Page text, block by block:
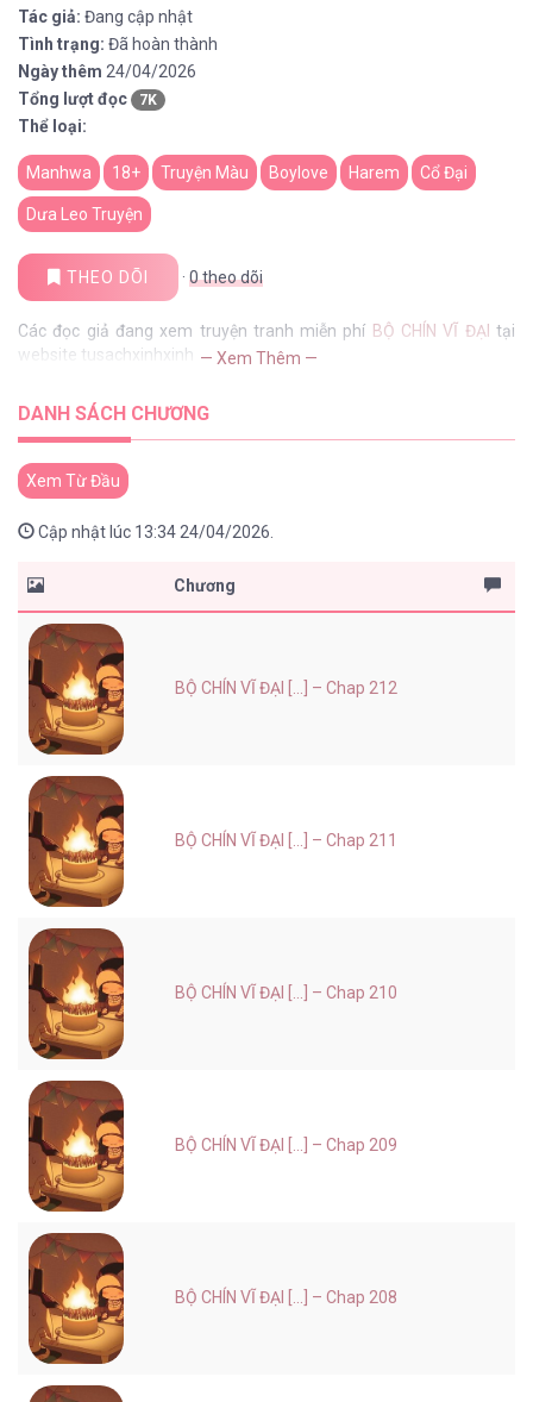
Tác giả: Đang cập nhật
Tình trạng: Đã hoàn thành
Ngày thêm 24/04/2026
Tổng lượt đọc
7K
Thể loại:
Manhwa 18+ Truyện Màu Boylove Harem Cổ Đại
Dưa Leo Truyện
THEO DÕI · 0theo dõi
Các đọc giả đang xem truyện tranh miễn phí BỘ CHÍN VĨ ĐẠI tại
website tusachxinhxinh — Xem Thêm —
DANH SÁCH CHƯƠNG
Xem Từ Đầu
Cập nhật lúc 13:34 24/04/2026.
Chương
BỘ CHÍN VĨ ĐẠI [...] – Chap 212
BỘ CHÍN VĨ ĐẠI [...] – Chap 211
BỘ CHÍN VĨ ĐẠI [...] – Chap 210
BỘ CHÍN VĨ ĐẠI [...] – Chap 209
BỘ CHÍN VĨ ĐẠI [...] – Chap 208